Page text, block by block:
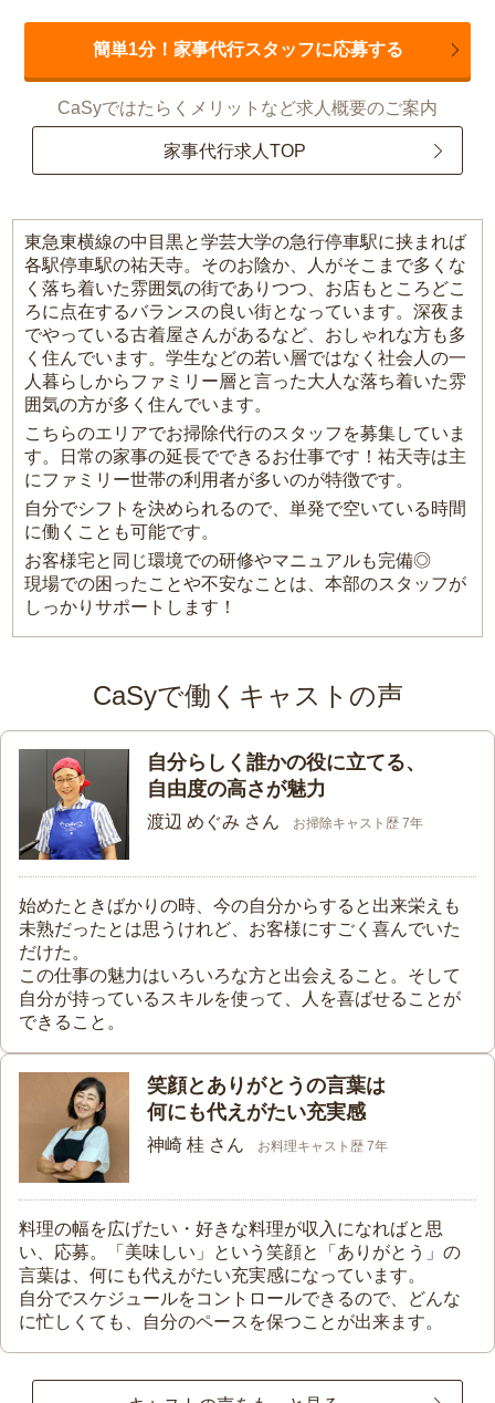
簡単1分！家事代行スタッフに応募する
CaSyではたらくメリットなど求人概要のご案内
家事代行求人TOP
東急東横線の中目黒と学芸大学の急行停車駅に挟まれば
各駅停車駅の祐天寺。そのお陰か、人がそこまで多くな
く落ち着いた雰囲気の街でありつつ、お店もところどこ
ろに点在するバランスの良い街となっています。深夜ま
でやっている古着屋さんがあるなど、おしゃれな方も多
く住んでいます。学生などの若い層ではなく社会人の一
人暮らしからファミリー層と言った大人な落ち着いた雰
囲気の方が多く住んでいます。
こちらのエリアでお掃除代行のスタッフを募集していま
す。日常の家事の延長でできるお仕事です！祐天寺は主
にファミリー世帯の利用者が多いのが特徴です。
自分でシフトを決められるので、単発で空いている時間
に働くことも可能です。
お客様宅と同じ環境での研修やマニュアルも完備◎
現場での困ったことや不安なことは、本部のスタッフが
しっかりサポートします！
CaSyで働くキャストの声
自分らしく誰かの役に立てる、
自由度の高さが魅力
渡辺 めぐみ さん お掃除キャスト歴 7年
始めたときばかりの時、今の自分からすると出来栄えも
未熟だったとは思うけれど、お客様にすごく喜んでいた
だけた。
この仕事の魅力はいろいろな方と出会えること。そして
自分が持っているスキルを使って、人を喜ばせることが
できること。
笑顔とありがとうの言葉は
何にも代えがたい充実感
神崎 桂 さん お料理キャスト歴 7年
料理の幅を広げたい・好きな料理が収入になればと思
い、応募。「美味しい」という笑顔と「ありがとう」の
言葉は、何にも代えがたい充実感になっています。
自分でスケジュールをコントロールできるので、どんな
に忙しくても、自分のペースを保つことが出来ます。